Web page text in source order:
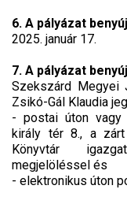
6. A pályázat
2025. január 17.
7. A pályázat
Szekszárd Megyei
Zsikó-Gál Klaudia
- postai úton vagy
király tér 8., a zárt
Könyvtár
megjelöléssel és
- elektronikus úton